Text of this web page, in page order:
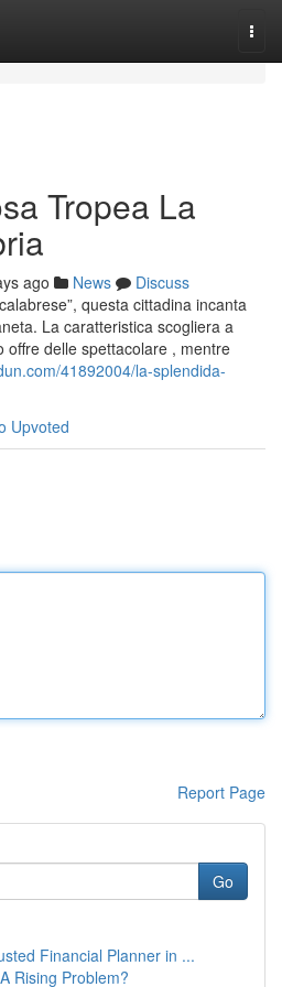
Tropea La
ago News
Discuss
questa cittadina incanta
La caratteristica scogliera a
offre delle spettacolare , mentre
41892004/la-splendida-
Upvoted
Report Page
Go
Financial Planner in ...
Rising Problem?